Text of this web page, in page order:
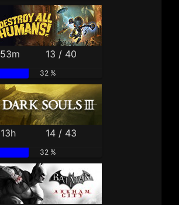
53m 13 / 40
32 %
13h 14 / 43
32 %